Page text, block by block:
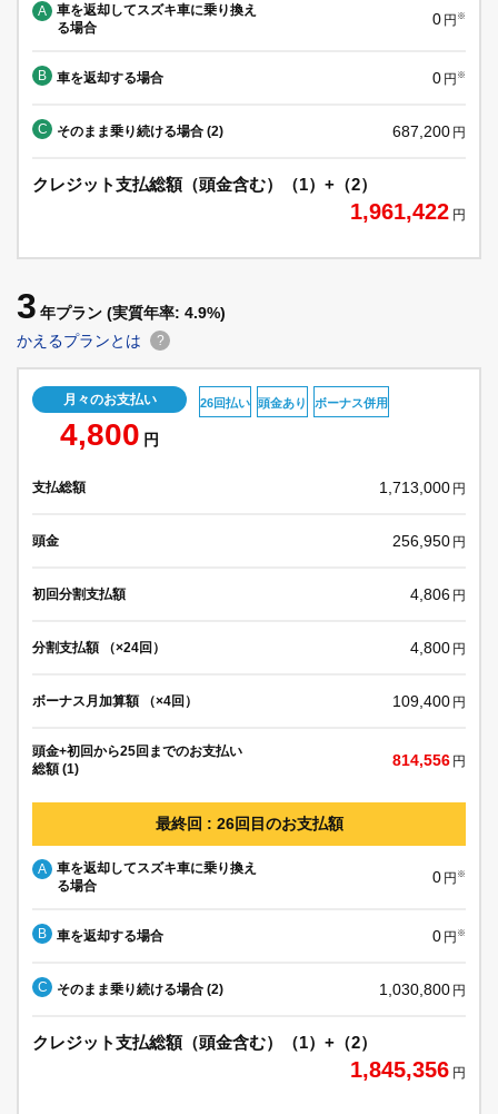
A
車を返却してスズキ車に乗り換え
る場合
0 円 ※
B 車を返却する場合 0 円 ※
C そのまま乗り続ける場合 (2) 687,200 円
クレジット支払総額（頭金含む）（1）+（2）
1,961,422 円
3 年プラン (実質年率: 4.9%)
かえるプランとは
?
月々のお支払い
4,800 円
26回払い 頭金あり ボーナス併用
支払総額 1,713,000 円
頭金 256,950 円
初回分割支払額 4,806 円
分割支払額 （×24回） 4,800 円
ボーナス月加算額 （×4回） 109,400 円
頭金+初回から25回までのお支払い
総額 (1)
814,556 円
最終回 : 26回目のお支払額
A
車を返却してスズキ車に乗り換え
る場合
0 円 ※
B 車を返却する場合 0 円 ※
C そのまま乗り続ける場合 (2) 1,030,800 円
クレジット支払総額（頭金含む）（1）+（2）
1,845,356 円